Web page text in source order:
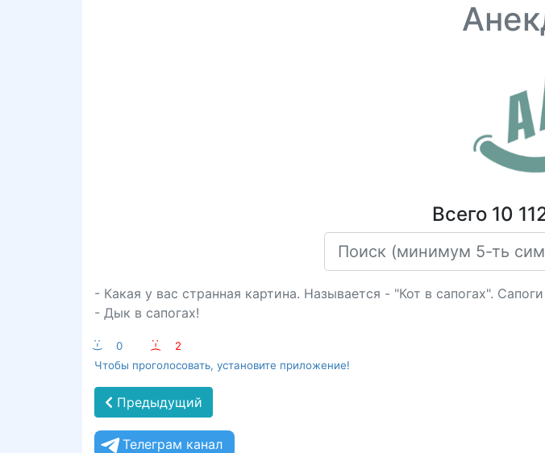
Всего 10
- Какая у вас странная картина. Называется - "Кот в сапогах".
- Дык в сапогах!
:-) 0 :-(
2
Чтобы проголосовать, установите приложение!
Предыдущий
Телеграм канал